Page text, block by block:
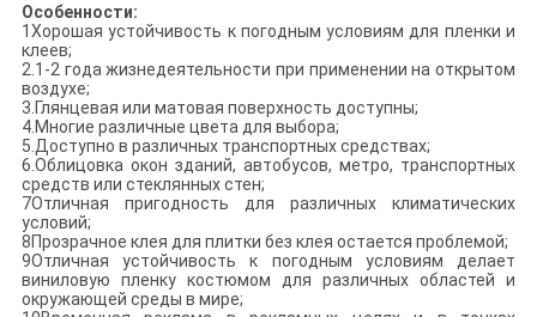
Особенности:
1Хорошая устойчивость к погодным условиям для пленки и
клеев;
2.1-2 года жизнедеятельности при применении на открытом
воздухе;
3.Глянцевая или матовая поверхность доступны;
4.Многие различные цвета для выбора;
5.Доступно в различных транспортных средствах;
6.Облицовка окон зданий, автобусов, метро, транспортных
средств или стеклянных стен;
7Отличная пригодность для различных климатических
условий;
8Прозрачное клея для плитки без клея остается проблемой;
9Отличная устойчивость к погодным условиям делает
виниловую пленку костюмом для различных областей и
окружающей среды в мире;